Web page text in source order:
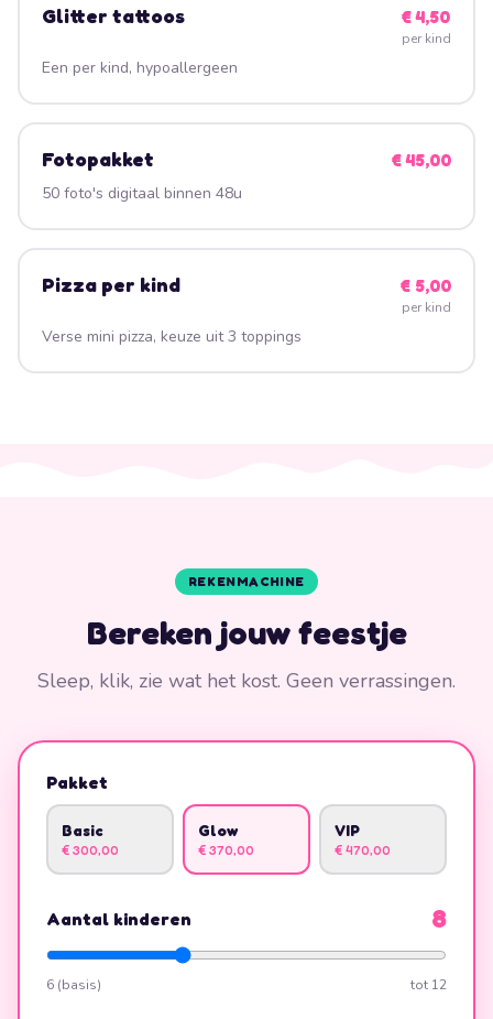
Glitter tattoos € 4,50
per kind
Een per kind, hypoallergeen
Fotopakket € 45,00
50 foto's digitaal binnen 48u
Pizza per kind € 5,00
per kind
Verse mini pizza, keuze uit 3 toppings
REKENMACHINE
Bereken jouw feestje
Sleep, klik, zie wat het kost. Geen verrassingen.
Pakket
Basic
€ 300,00
Glow
€ 370,00
VIP
€ 470,00
Aantal kinderen 8
6 (basis) tot 12